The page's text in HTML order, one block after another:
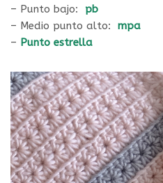
– Punto bajo: pb
– Medio punto alto: mpa
– Punto estrella